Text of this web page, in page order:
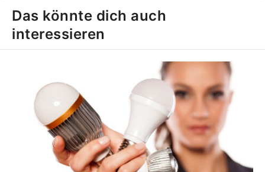
Das könnte dich auch
interessieren